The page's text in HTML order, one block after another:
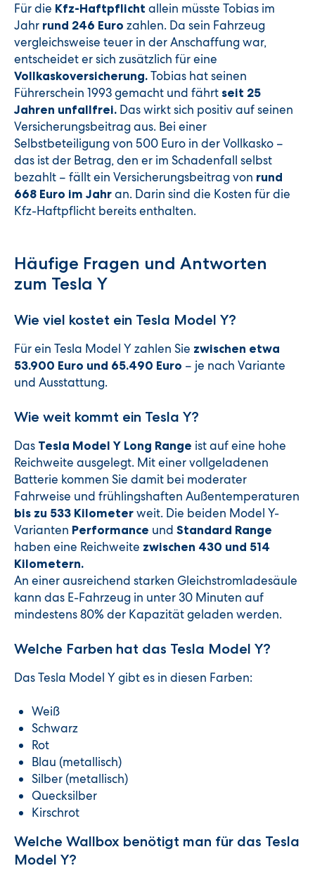
Für die Kfz-Haftpflicht allein müsste Tobias im
Jahr rund 246 Euro zahlen. Da sein Fahrzeug
vergleichsweise teuer in der Anschaffung war,
entscheidet er sich zusätzlich für eine
Vollkaskoversicherung. Tobias hat seinen
Führerschein 1993 gemacht und fährt seit 25
Jahren unfallfrei. Das wirkt sich positiv auf seinen
Versicherungsbeitrag aus. Bei einer
Selbstbeteiligung von 500 Euro in der Vollkasko –
das ist der Betrag, den er im Schadenfall selbst
bezahlt – fällt ein Versicherungsbeitrag von rund
668 Euro im Jahr an. Darin sind die Kosten für die
Kfz-Haftpflicht bereits enthalten.
Häufige Fragen und Antworten
zum Tesla Y
Wie viel kostet ein Tesla Model Y?
Für ein Tesla Model Y zahlen Sie zwischen etwa
53.900 Euro und 65.490 Euro – je nach Variante
und Ausstattung.
Wie weit kommt ein Tesla Y?
Das Tesla Model Y Long Range ist auf eine hohe
Reichweite ausgelegt. Mit einer vollgeladenen
Batterie kommen Sie damit bei moderater
Fahrweise und frühlingshaften Außentemperaturen
bis zu 533 Kilometer weit. Die beiden Model Y-
Varianten Performance und Standard Range
haben eine Reichweite zwischen 430 und 514
Kilometern.
An einer ausreichend starken Gleichstromladesäule
kann das E-Fahrzeug in unter 30 Minuten auf
mindestens 80% der Kapazität geladen werden.
Welche Farben hat das Tesla Model Y?
Das Tesla Model Y gibt es in diesen Farben:
Weiß
Schwarz
Rot
Blau (metallisch)
Silber (metallisch)
Quecksilber
Kirschrot
Welche Wallbox benötigt man für das Tesla
Model Y?